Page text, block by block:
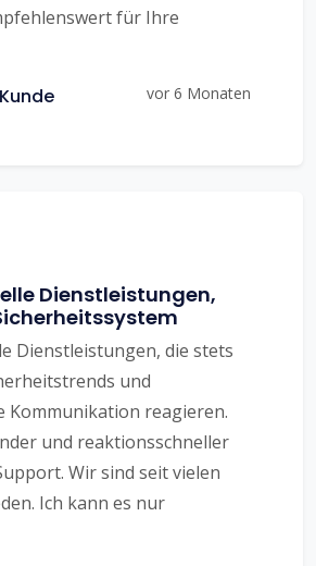
für Ihre
vor 6 Monaten
Dienstleistungen,
Dienstleistungen, die stets
und
Kommunikation reagieren.
und reaktionsschneller
Wir sind seit vielen
Ich kann es nur